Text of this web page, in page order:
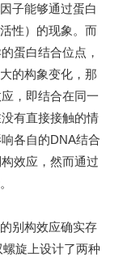
子能够通过蛋白
性）的现象。而
蛋白结合位点，
的构象变化，那
，即结合在同一
有直接接触的情
各自的DNA结合
效应，然而通过
别构效应确实存
旋上设计了两种